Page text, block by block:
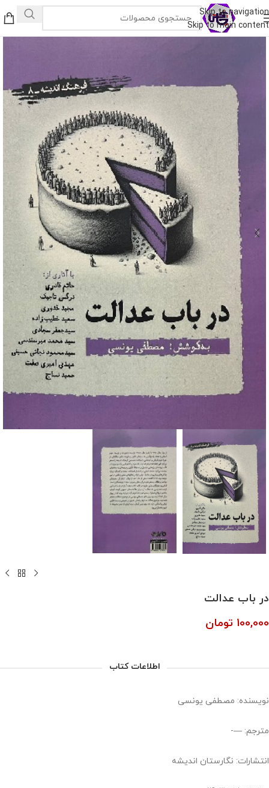
Skip to navigation
Skip to main content
در باب عدالت
100,000 تومان
اطلاعات کتاب
نویسنده: مصطفی یونسی
مترجم: —-
انتشارات: نگارستان اندیشه